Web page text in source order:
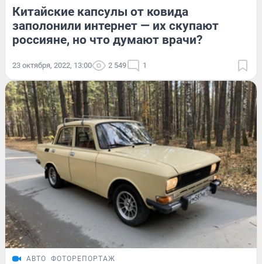
Китайские капсулы от ковида
заполонили интернет — их скупают
россияне, но что думают врачи?
23 октября, 2022, 13:00 2 549 1
АВТО ФОТОРЕПОРТАЖ